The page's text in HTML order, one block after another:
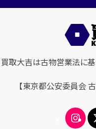
買取大吉は古物営業法に
【東京都公安委員会